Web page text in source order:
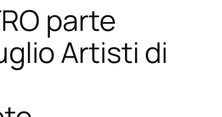
parte
Artisti di